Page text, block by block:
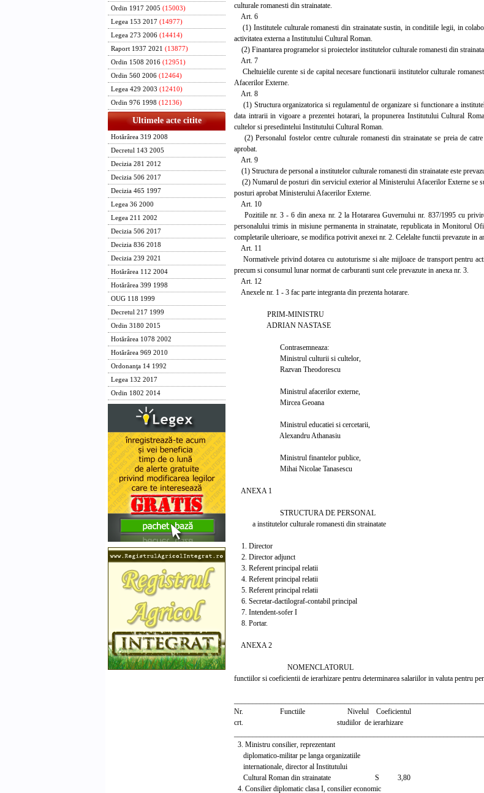
Ordin 1917 2005 (15003)
Legea 153 2017 (14977)
Legea 273 2006 (14414)
Raport 1937 2021 (13877)
Ordin 1508 2016 (12951)
Ordin 560 2006 (12464)
Legea 429 2003 (12410)
Ordin 976 1998 (12136)
Ultimele acte citite
Hotărârea 319 2008
Decretul 143 2005
Decizia 281 2012
Decizia 506 2017
Decizia 465 1997
Legea 36 2000
Legea 211 2002
Decizia 506 2017
Decizia 836 2018
Decizia 239 2021
Hotărârea 112 2004
Hotărârea 399 1998
OUG 118 1999
Decretul 217 1999
Ordin 3180 2015
Hotărârea 1078 2002
Hotărârea 969 2010
Ordonanţa 14 1992
Legea 132 2017
Ordin 1802 2014
culturale romanesti din strainatate.
Art. 6
(1) Institutele culturale romanesti din strainatate sustin, in conditiile legii, in
activitatea externa a Institutului Cultural Roman.
(2) Finantarea programelor si proiectelor institutelor culturale romanesti din
Art. 7
Cheltuielile curente si de capital necesare functionarii institutelor culturale
Afacerilor Externe.
Art. 8
(1) Structura organizatorica si regulamentul de organizare si functionare a
data intrarii in vigoare a prezentei hotarari, la propunerea Institutului Cultural
cultelor si presedintelui Institutului Cultural Roman.
(2) Personalul fostelor centre culturale romanesti din strainatate se preia de
aprobat.
Art. 9
(1) Structura de personal a institutelor culturale romanesti din strainatate este
(2) Numarul de posturi din serviciul exterior al Ministerului Afacerilor Externe se
posturi aprobat Ministerului Afacerilor Externe.
Art. 10
Pozitiile nr. 3 - 6 din anexa nr. 2 la Hotararea Guvernului nr. 837/1995 cu
personalului trimis in misiune permanenta in strainatate, republicata in Monitorul
completarile ulterioare, se modifica potrivit anexei nr. 2. Celelalte functii prevazute in
Art. 11
Normativele privind dotarea cu autoturisme si alte mijloace de transport pentru
precum si consumul lunar normat de carburanti sunt cele prevazute in anexa nr. 3.
Art. 12
Anexele nr. 1 - 3 fac parte integranta din prezenta hotarare.
PRIM-MINISTRU
ADRIAN NASTASE
Contrasemneaza:
Ministrul culturii si cultelor,
Razvan Theodorescu
Ministrul afacerilor externe,
Mircea Geoana
Ministrul educatiei si cercetarii,
Alexandru Athanasiu
Ministrul finantelor publice,
Mihai Nicolae Tanasescu
ANEXA 1
STRUCTURA DE PERSONAL
a institutelor culturale romanesti din strainatate
1. Director
2. Director adjunct
3. Referent principal relatii
4. Referent principal relatii
5. Referent principal relatii
6. Secretar-dactilograf-contabil principal
7. Intendent-sofer I
8. Portar.
ANEXA 2
NOMENCLATORUL
functiilor si coeficientii de ierarhizare pentru determinarea salariilor in valuta pentru
Nr. Functiile Nivelul Coeficientul
crt. studiilor de ierarhizare
3. Ministru consilier, reprezentant
diplomatico-militar pe langa organizatiile
internationale, director al Institutului
Cultural Roman din strainatate S 3,80
4. Consilier diplomatic clasa I, consilier economic